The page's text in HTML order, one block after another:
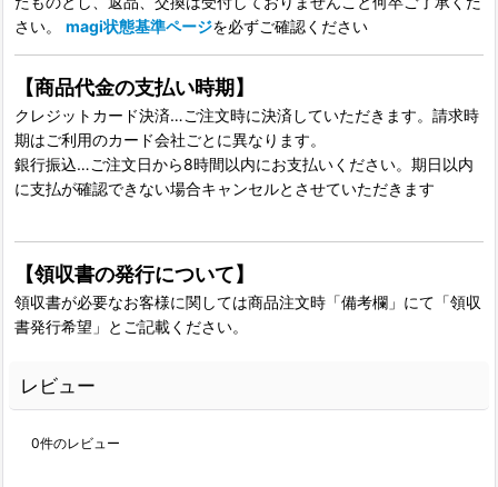
さい。 magi状態基準ページを必ずご確認ください
【商品代金の支払い時期】
クレジットカード決済…ご注文時に決済していただきます。請求時
期はご利用のカード会社ごとに異なります。
銀行振込…ご注文日から8時間以内にお支払いください。期日以内
に支払が確認できない場合キャンセルとさせていただきます
【領収書の発行について】
領収書が必要なお客様に関しては商品注文時「備考欄」にて「領収
書発行希望」とご記載ください。
レビュー
0件のレビュー